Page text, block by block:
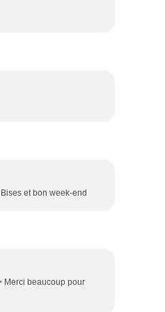
et bon week-end
Merci beaucoup pour